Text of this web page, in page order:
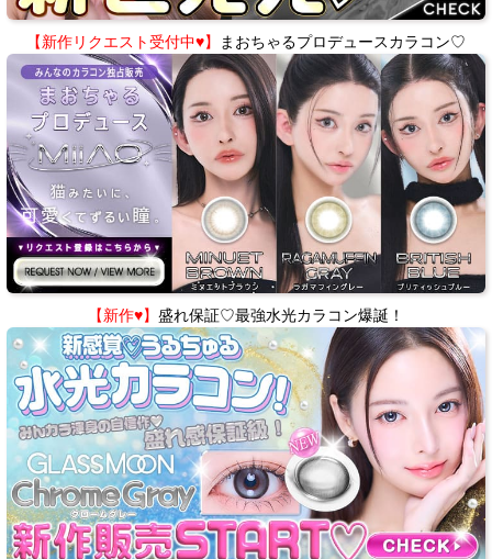
【新作リクエスト受付中♥】 まおちゃるプロデュースカラコン♡
【新作♥】 盛れ保証♡最強水光カラコン爆誕！